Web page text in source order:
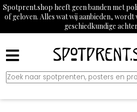
Spotprent.shop heeft geen banden met
of geloven. Alles wat wij aanbieden,
geschiedkundige